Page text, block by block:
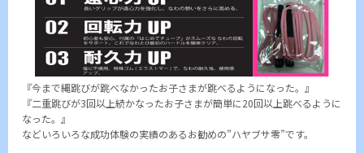
『今まで縄跳びが跳べなかったお子さまが跳べるようになった。』
『二重跳びが3回以上続かなったお子さまが簡単に20回以上跳べるように
なった。』
などいろいろな成功体験の実績のあるお勧めの”ハヤブサ零”です。